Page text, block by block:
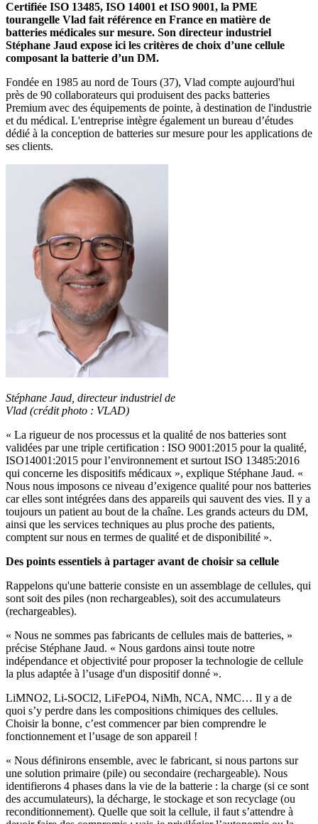
Certifiée ISO 13485, ISO 14001 et ISO 9001, la PME
tourangelle Vlad fait référence en France en matière de
batteries médicales sur mesure. Son directeur industriel
Stéphane Jaud expose ici les critères de choix d’une cellule
composant la batterie d’un DM.
Fondée en 1985 au nord de Tours (37), Vlad compte aujourd'hui
près de 90 collaborateurs qui produisent des packs batteries
Premium avec des équipements de pointe, à destination de l'industrie
et du médical. L'entreprise intègre également un bureau d’études
dédié à la conception de batteries sur mesure pour les applications de
ses clients.
Stéphane Jaud, directeur industriel de
Vlad (crédit photo : VLAD)
« La rigueur de nos processus et la qualité de nos batteries sont
validées par une triple certification : ISO 9001:2015 pour la qualité,
ISO14001:2015 pour l’environnement et surtout ISO 13485:2016
qui concerne les dispositifs médicaux », explique Stéphane Jaud. «
Nous nous imposons ce niveau d’exigence qualité pour nos batteries
car elles sont intégrées dans des appareils qui sauvent des vies. Il y a
toujours un patient au bout de la chaîne. Les grands acteurs du DM,
ainsi que les services techniques au plus proche des patients,
comptent sur nous en termes de qualité et de disponibilité ».
Des points essentiels à partager avant de choisir sa cellule
Rappelons qu'une batterie consiste en un assemblage de cellules, qui
sont soit des piles (non rechargeables), soit des accumulateurs
(rechargeables).
« Nous ne sommes pas fabricants de cellules mais de batteries, »
précise Stéphane Jaud. « Nous gardons ainsi toute notre
indépendance et objectivité pour proposer la technologie de cellule
la plus adaptée à l’usage d'un dispositif donné ».
LiMNO2, Li-SOCl2, LiFePO4, NiMh, NCA, NMC… Il y a de
quoi s’y perdre dans les compositions chimiques des cellules.
Choisir la bonne, c’est commencer par bien comprendre le
fonctionnement et l’usage de son appareil !
« Nous définirons ensemble, avec le fabricant, si nous partons sur
une solution primaire (pile) ou secondaire (rechargeable). Nous
identifierons 4 phases dans la vie de la batterie : la charge (si ce sont
des accumulateurs), la décharge, le stockage et son recyclage (ou
reconditionnement). Quelle que soit la cellule, il faut s’attendre à